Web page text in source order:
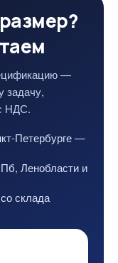
—
задачу,
НДС.
Петербурге —
Ленобласти и
склада